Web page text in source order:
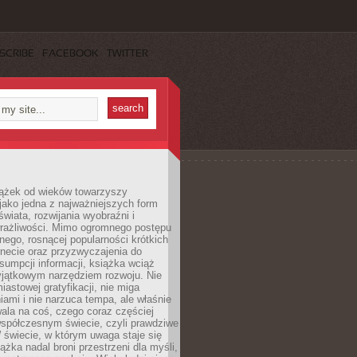
FACEBOOK TWITTER
od wieków towarzyszy
jedna z najważniejszych form
rozwijania wyobraźni i
Mimo ogromnego postępu
rosnącej popularności krótkich
oraz przyzwyczajenia do
informacji, książka wciąż
narzędziem rozwoju. Nie
gratyfikacji, nie miga
i nie narzuca tempa, ale właśnie
na coś, czego coraz częściej
świecie, czyli prawdziwe
świecie, w którym uwaga staje się
nadal broni przestrzeni dla myśli,